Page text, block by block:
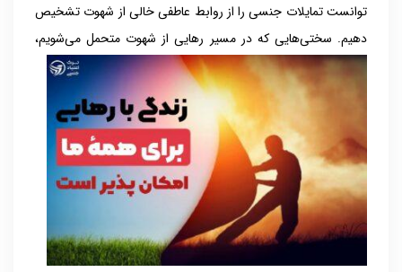
توانست تمایلات جنسی را از روابط عاطفی خالی از شهوت تشخیص
دهیم. سختی‌هایی که در مسیر رهایی از شهوت متحمل می‌شویم،